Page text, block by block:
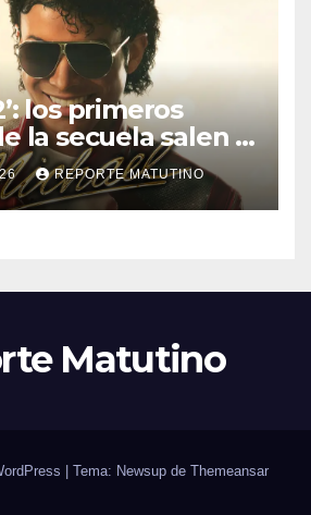
los primeros
la secuela salen a
cuándo
REPORTE MATUTINO
Matutino
Tema: Newsup de Themeansar